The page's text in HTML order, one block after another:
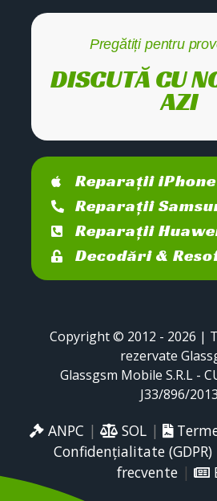
Pregătiți pentru
DISCUTĂ CU
AZI
Reparații iPhone
Reparații
Reparații
Decodări &
Copyright © 2012 - 2026 |
rezervate
Glassgsm Mobile S.R.L -
J33/896/2013
ANPC | SOL|
Confidențialitate (GDPR)
frecvente|